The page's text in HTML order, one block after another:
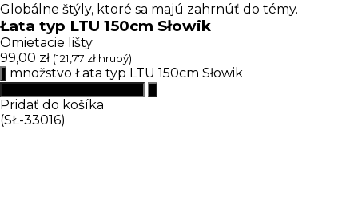
Globálne štýly, ktoré sa majú zahrnúť do témy.
Łata typ LTU 150cm Słowik
Omietacie lišty
99,00 zł (121,77 zł hrubý)
množstvo Łata typ LTU 150cm Słowik
Pridať do košíka
(SŁ-33016)